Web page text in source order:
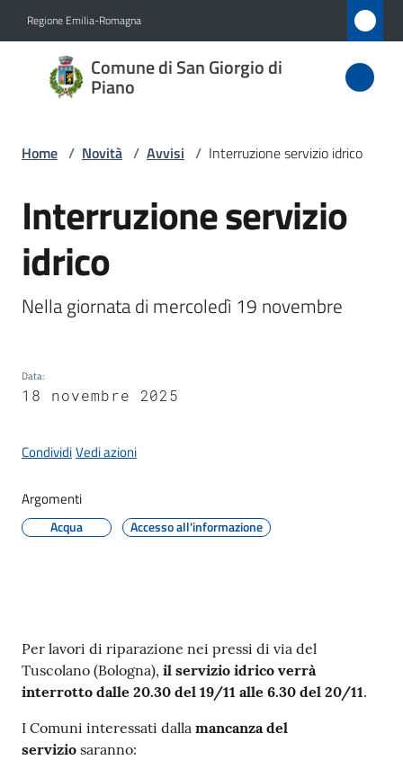
Regione Emilia-Romagna
Comune di San Giorgio di
Piano
Comune
di San
di Piano
Amministrazione
Novità
Servizi
Vivere
San
Piano
A
l
b
o
P
r
Home / Novità / Avvisi / Interruzione servizio idrico
Salta al contenuto
Interruzione servizio
idrico
Nella giornata di mercoledì 19 novembre
Data:
18 novembre 2025
CondividiVedi azioni
Argomenti
Acqua Accesso all'informazione
Contenuto
Per lavori di riparazione nei pressi di via del
Tuscolano (Bologna), il servizio idrico verrà
interrotto dalle 20.30 del 19/11 alle 6.30 del 20/11.
I Comuni interessati dalla mancanza del
servizio saranno: